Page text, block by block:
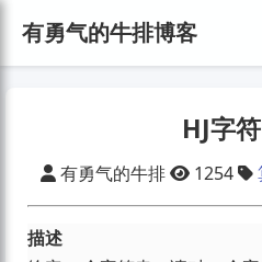
有勇气的牛排博客
HJ字
有勇气的牛排 1254
描述